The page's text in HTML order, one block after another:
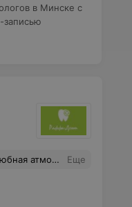
в Минске с
записью
атмосфера. Еще